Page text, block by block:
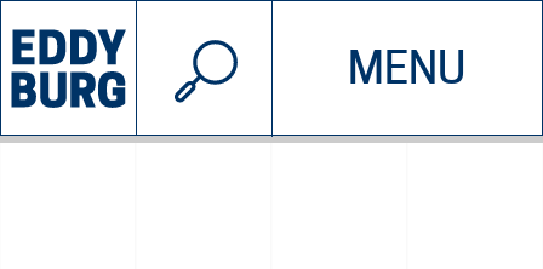
MENU
INIZIATIVE CHI SIAMO
© 2026 EDDYBURG